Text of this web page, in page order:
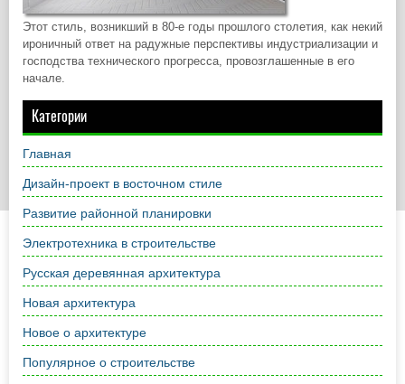
Этот стиль, возникший в 80-е годы прошлого столетия, как некий
ироничный ответ на радужные перспективы индустриализации и
господства технического прогресса, провозглашенные в его
начале.
Категории
Главная
Дизайн-проект в восточном стиле
Развитие районной планировки
Электротехника в строительстве
Русская деревянная архитектура
Новая архитектура
Новое о архитектуре
Популярное о строительстве